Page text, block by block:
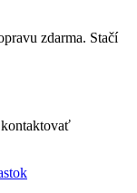
zdarma. Stačí